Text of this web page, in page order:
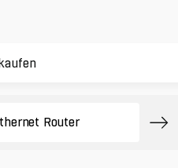
Router